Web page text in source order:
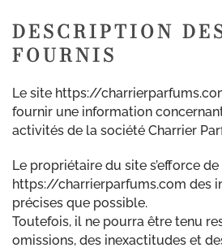
DESCRIPTION
FOURNIS
Le site https://
fournir une information
activités de la société Charrier
Le propriétaire du site s’efforce
https://charrierparfums.com des
précises que possible.
Toutefois, il ne pourra être tenu
omissions, des inexactitudes et